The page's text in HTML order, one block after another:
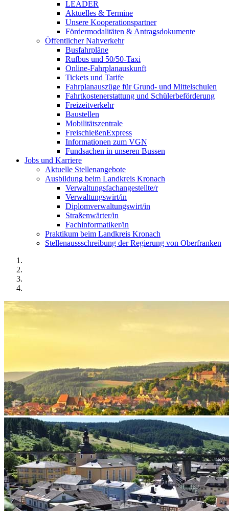
LEADER
Aktuelles & Termine
Unsere Kooperationspartner
Fördermodalitäten & Antragsdokumente
Öffentlicher Nahverkehr
Busfahrpläne
Rufbus und 50/50-Taxi
Online-Fahrplanauskunft
Tickets und Tarife
Fahrplanauszüge für Grund- und Mittelschulen
Fahrtkostenerstattung und Schülerbeförderung
Freizeitverkehr
Baustellen
Mobilitätszentrale
FreischießenExpress
Informationen zum VGN
Fundsachen in unseren Bussen
Jobs und Karriere
Aktuelle Stellenangebote
Ausbildung beim Landkreis Kronach
Verwaltungsfachangestellte/r
Verwaltungswirt/in
Diplomverwaltungswirt/in
Straßenwärter/in
Fachinformatiker/in
Praktikum beim Landkreis Kronach
Stellenaussschreibung der Regierung von Oberfranken